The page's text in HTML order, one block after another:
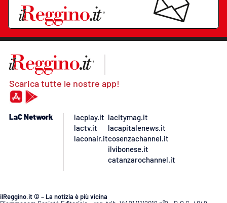
Scarica tutte le nostre app!
LaC Network
lacplay.it
lactv.it
laconair.it
lacitymag.it
lacapitalenews.it
cosenzachannel.it
ilvibonese.it
catanzarochannel.it
ilReggino.it © – La notizia è più vicina